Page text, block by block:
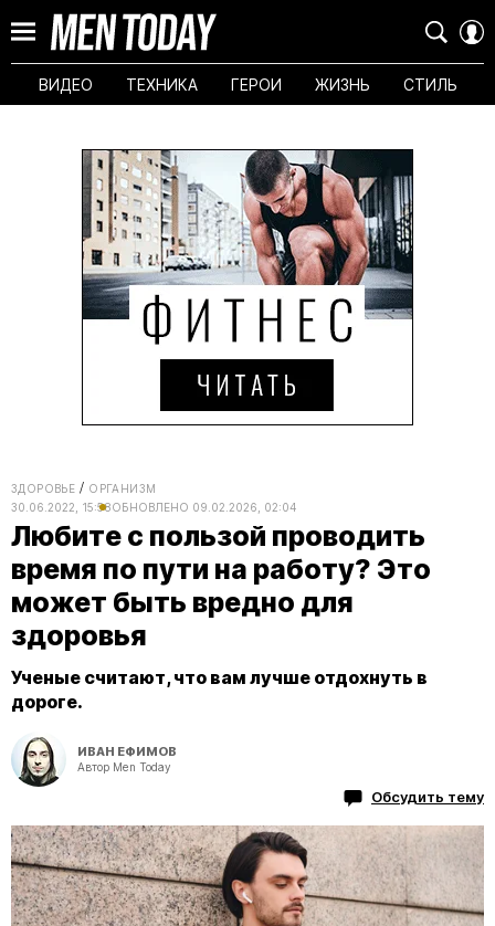
ВИДЕО ТЕХНИКА ГЕРОИ ЖИЗНЬ СТИЛЬ
ЗДОРОВЬЕ
ОРГАНИЗМ
30.06.2022, 15:58ОБНОВЛЕНО 09.02.2026, 02:04
Любите с пользой проводить
время по пути на работу? Это
может быть вредно для
здоровья
Ученые считают, что вам лучше отдохнуть в
дороге.
ИВАН ЕФИМОВ
Автор Men Today
Обсудить тему